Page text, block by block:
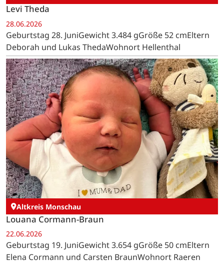
Levi Theda
28.06.2026
Geburtstag 28. JuniGewicht 3.484 gGröße 52 cmEltern
Deborah und Lukas ThedaWohnort Hellenthal
Altkreis Monschau
Louana Cormann-Braun
22.06.2026
Geburtstag 19. JuniGewicht 3.654 gGröße 50 cmEltern
Elena Cormann und Carsten BraunWohnort Raeren